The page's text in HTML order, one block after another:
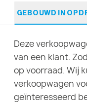
GEBOUWD IN
Deze
van een klant.
op voorraad. Wij
verkoopwagen
geïnteresseerd